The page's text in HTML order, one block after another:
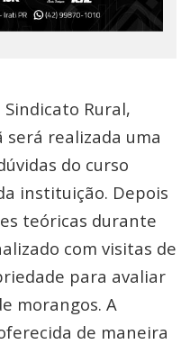
Rural,
será realizada uma
do curso
instituição. Depois
teóricas durante
com visitas de
para avaliar
morangos. A
de maneira